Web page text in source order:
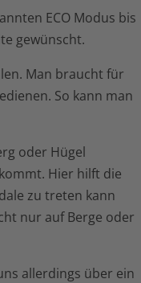
ECO Modus bis
gewünscht.
Man braucht für
So kann man
oder Hügel
Hier hilft die
zu treten kann
nur auf Berge oder
allerdings über ein